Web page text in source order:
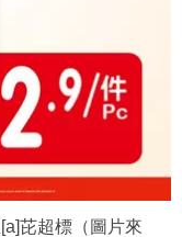
芘超標（圖片來